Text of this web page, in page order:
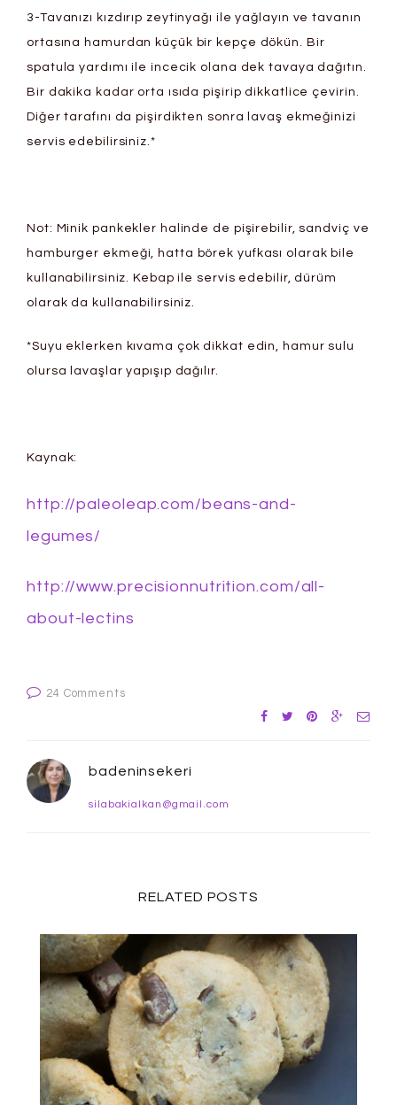
3-Tavanızı kızdırıp zeytinyağı ile yağlayın ve tavanın
ortasına hamurdan küçük bir kepçe dökün. Bir
spatula yardımı ile incecik olana dek tavaya dağıtın.
Bir dakika kadar orta ısıda pişirip dikkatlice çevirin.
Diğer tarafını da pişirdikten sonra lavaş ekmeğinizi
servis edebilirsiniz.*
Not: Minik pankekler halinde de pişirebilir, sandviç ve
hamburger ekmeği, hatta börek yufkası olarak bile
kullanabilirsiniz. Kebap ile servis edebilir, dürüm
olarak da kullanabilirsiniz.
*Suyu eklerken kıvama çok dikkat edin, hamur sulu
olursa lavaşlar yapışıp dağılır.
Kaynak:
http://paleoleap.com/beans-and-
legumes/
http://www.precisionnutrition.com/all-
about-lectins
24 Comments
badeninsekeri
silabakialkan@gmail.com
RELATED POSTS